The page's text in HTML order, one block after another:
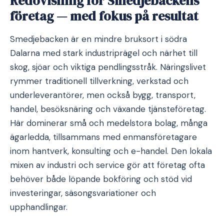
företag — med fokus på resultat
Smedjebacken är en mindre bruksort i södra
Dalarna med stark industriprägel och närhet till
skog, sjöar och viktiga pendlingsstråk. Näringslivet
rymmer traditionell tillverkning, verkstad och
underleverantörer, men också bygg, transport,
handel, besöksnäring och växande tjänsteföretag.
Här dominerar små och medelstora bolag, många
ägarledda, tillsammans med enmansföretagare
inom hantverk, konsulting och e-handel. Den lokala
mixen av industri och service gör att företag ofta
behöver både löpande bokföring och stöd vid
investeringar, säsongsvariationer och
upphandlingar.